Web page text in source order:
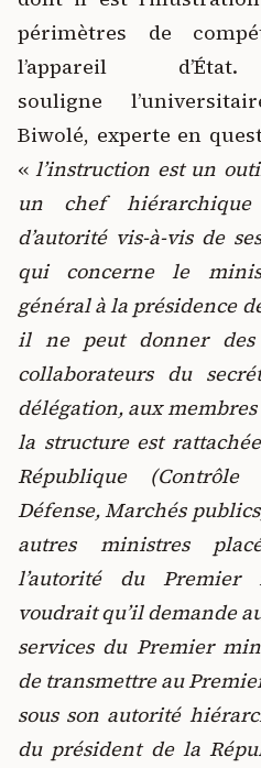
périmètres de
l’appareil
souligne
Biwolé, experte en
«l’instruction est un
un chef
d’autorité vis-à-vis de
qui concerne le
général à la présidence
il ne peut donner des
collaborateurs du
délégation, aux
la structure est
République
Défense, Marchés
autres ministres
l’autorité du Premier
voudrait qu’il demande
services du Premier
de transmettre au
sous son autorité
du président de la